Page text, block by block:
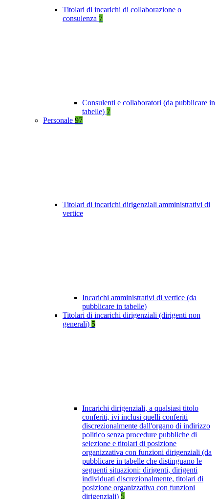
Titolari di incarichi di collaborazione o
consulenza 7
Consulenti e collaboratori (da pubblicare in
tabelle) 7
Personale 97
Titolari di incarichi dirigenziali amministrativi di
vertice
Incarichi amministrativi di vertice (da
pubblicare in tabelle)
Titolari di incarichi dirigenziali (dirigenti non
generali) 5
Incarichi dirigenziali, a qualsiasi titolo
conferiti, ivi inclusi quelli conferiti
discrezionalmente dall'organo di indirizzo
politico senza procedure pubbliche di
selezione e titolari di posizione
organizzativa con funzioni dirigenziali (da
pubblicare in tabelle che distinguano le
seguenti situazioni: dirigenti, dirigenti
individuati discrezionalmente, titolari di
posizione organizzativa con funzioni
dirigenziali) 5